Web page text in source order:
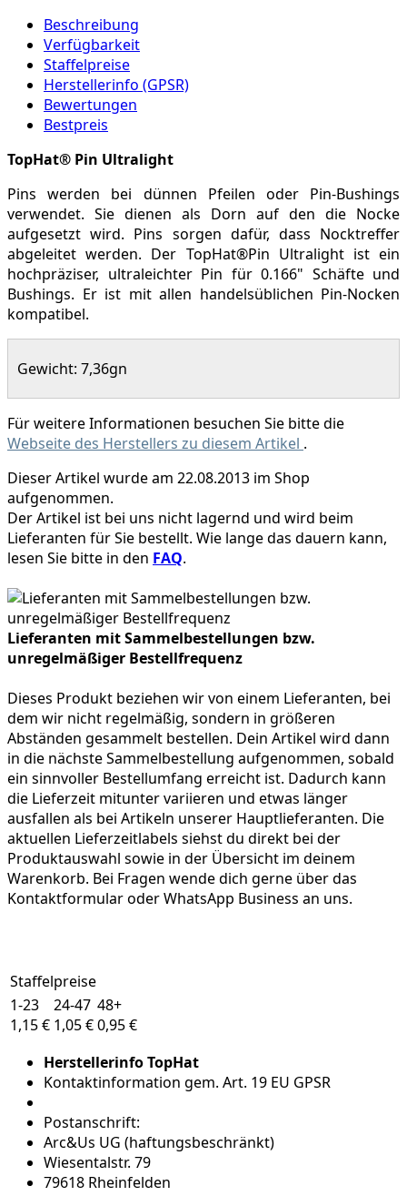
Beschreibung
Verfügbarkeit
Staffelpreise
Herstellerinfo (GPSR)
Bewertungen
Bestpreis
TopHat® Pin Ultralight
Pins werden bei dünnen Pfeilen oder Pin-Bushings
verwendet. Sie dienen als Dorn auf den die Nocke
aufgesetzt wird. Pins sorgen dafür, dass Nocktreffer
abgeleitet werden. Der TopHat®Pin Ultralight ist ein
hochpräziser, ultraleichter Pin für 0.166" Schäfte und
Bushings. Er ist mit allen handelsüblichen Pin-Nocken
kompatibel.
Gewicht: 7,36gn
Für weitere Informationen besuchen Sie bitte die
Webseite des Herstellers zu diesem Artikel .
Dieser Artikel wurde am 22.08.2013 im Shop
aufgenommen.
Der Artikel ist bei uns nicht lagernd und wird beim
Lieferanten für Sie bestellt. Wie lange das dauern kann,
lesen Sie bitte in den FAQ.
Lieferanten mit Sammelbestellungen bzw.
unregelmäßiger Bestellfrequenz
Dieses Produkt beziehen wir von einem Lieferanten, bei
dem wir nicht regelmäßig, sondern in größeren
Abständen gesammelt bestellen. Dein Artikel wird dann
in die nächste Sammelbestellung aufgenommen, sobald
ein sinnvoller Bestellumfang erreicht ist. Dadurch kann
die Lieferzeit mitunter variieren und etwas länger
ausfallen als bei Artikeln unserer Hauptlieferanten. Die
aktuellen Lieferzeitlabels siehst du direkt bei der
Produktauswahl sowie in der Übersicht im deinem
Warenkorb. Bei Fragen wende dich gerne über das
Kontaktformular oder WhatsApp Business an uns.
Staffelpreise
1-23
1,15 €
24-47
1,05 €
48+
0,95 €
Herstellerinfo TopHat
Kontaktinformation gem. Art. 19 EU GPSR
Postanschrift:
Arc&Us UG (haftungsbeschränkt)
Wiesentalstr. 79
79618 Rheinfelden